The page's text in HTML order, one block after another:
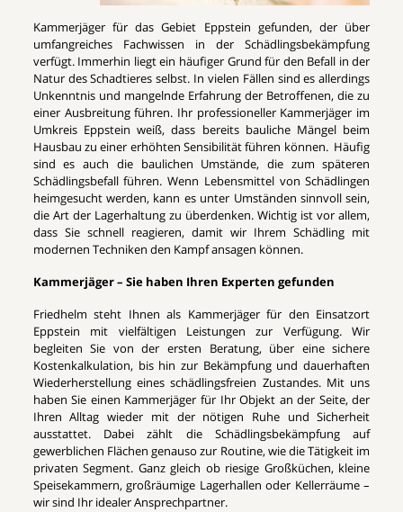
Kammerjäger für das Gebiet Eppstein gefunden, der über
umfangreiches Fachwissen in der Schädlingsbekämpfung
verfügt. Immerhin liegt ein häufiger Grund für den Befall in der
Natur des Schadtieres selbst. In vielen Fällen sind es allerdings
Unkenntnis und mangelnde Erfahrung der Betroffenen, die zu
einer Ausbreitung führen. Ihr professioneller Kammerjäger im
Umkreis Eppstein weiß, dass bereits bauliche Mängel beim
Hausbau zu einer erhöhten Sensibilität führen können. Häufig
sind es auch die baulichen Umstände, die zum späteren
Schädlingsbefall führen. Wenn Lebensmittel von Schädlingen
heimgesucht werden, kann es unter Umständen sinnvoll sein,
die Art der Lagerhaltung zu überdenken. Wichtig ist vor allem,
dass Sie schnell reagieren, damit wir Ihrem Schädling mit
modernen Techniken den Kampf ansagen können.
Kammerjäger – Sie haben Ihren Experten gefunden
Friedhelm steht Ihnen als Kammerjäger für den Einsatzort
Eppstein mit vielfältigen Leistungen zur Verfügung. Wir
begleiten Sie von der ersten Beratung, über eine sichere
Kostenkalkulation, bis hin zur Bekämpfung und dauerhaften
Wiederherstellung eines schädlingsfreien Zustandes. Mit uns
haben Sie einen Kammerjäger für Ihr Objekt an der Seite, der
Ihren Alltag wieder mit der nötigen Ruhe und Sicherheit
ausstattet. Dabei zählt die Schädlingsbekämpfung auf
gewerblichen Flächen genauso zur Routine, wie die Tätigkeit im
privaten Segment. Ganz gleich ob riesige Großküchen, kleine
Speisekammern, großräumige Lagerhallen oder Kellerräume –
wir sind Ihr idealer Ansprechpartner.